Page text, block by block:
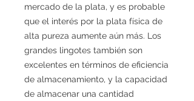
mercado de la plata, y es probable
que el interés por la plata física de
alta pureza aumente aún más. Los
grandes lingotes también son
excelentes en términos de eficiencia
de almacenamiento, y la capacidad
de almacenar una cantidad